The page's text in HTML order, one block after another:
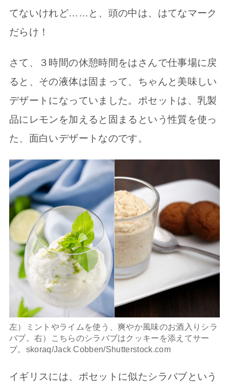
てないけれど……と、頭の中は、はてなマーク
だらけ！
さて、３時間の休憩時間をはさんで仕事場に戻
ると、その液体は固まって、ちゃんと美味しい
デザートになっていました。ポセットは、乳製
品にレモンを加えると固まるという性質を使っ
た、面白いデザートなのです。
左）ミントやライムを使う、爽やか風味のお酒入りシラ
バブ。右）こちらのシラバブはクッキーを添えてサー
ブ。skoraq/Jack Cobben/Shutterstock.com
イギリスには、ポセットに似たシラバブという